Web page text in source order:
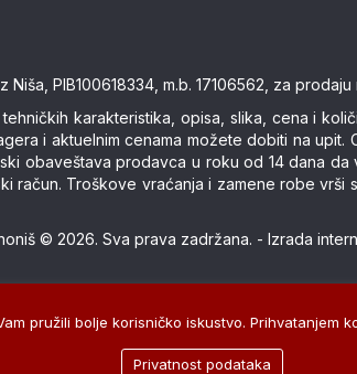
Niša, PIB100618334, m.b. 17106562, za prodaju
karakteristika, opisa, slika, cena i
i aktuelnim cenama možete dobiti na upit.
obaveštava prodavca u roku od 14 dana
račun. Troškove vraćanja i zamene robe
© 2026. Sva prava zadržana. - Izrada
pružili bolje korisničko iskustvo. Prihvatanjem
Privatnost podataka